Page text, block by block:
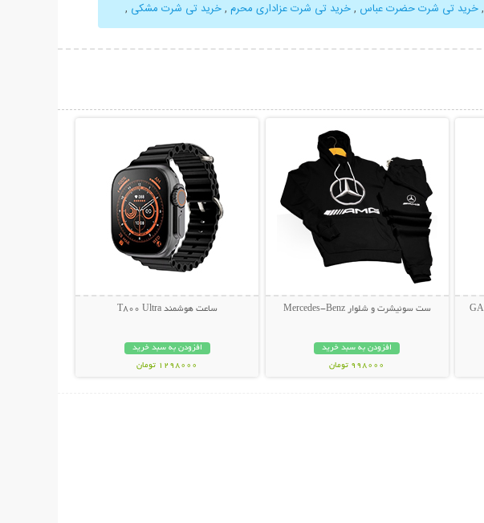
,خرید تی شرت حضرت عباس ,خرید تی شرت عزاداری محرم ,خرید تی شرت مشکی ,
ست سوئیشرت و شلوار Mercedes-Benz
افزودن به سبد خرید
998000 تومان
ساعت هوشمند T800 Ultra
افزودن به سبد خرید
1298000 تومان